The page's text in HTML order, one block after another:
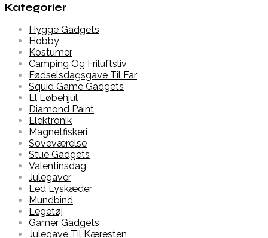
Kategorier
Hygge Gadgets
Hobby
Kostumer
Camping Og Friluftsliv
Fødselsdagsgave Til Far
Squid Game Gadgets
El Løbehjul
Diamond Paint
Elektronik
Magnetfiskeri
Soveværelse
Stue Gadgets
Valentinsdag
Julegaver
Led Lyskæder
Mundbind
Legetøj
Gamer Gadgets
Julegave Til Kæresten